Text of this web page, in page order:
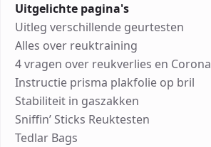
Uitgelichte pagina's
Uitleg verschillende geurtesten
Alles over reuktraining
4 vragen over reukverlies en Corona
Instructie prisma plakfolie op bril
Stabiliteit in gaszakken
Sniffin’ Sticks Reuktesten
Tedlar Bags